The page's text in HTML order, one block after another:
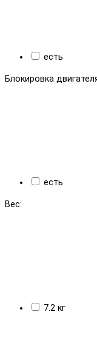
есть
Блокировка
есть
Вес:
7.2 кг